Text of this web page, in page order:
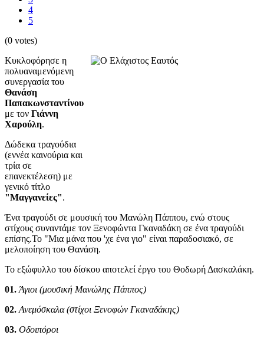
4
5
(0 votes)
Κυκλοφόρησε η
πολυαναμενόμενη
συνεργασία του
Θανάση
Παπακωνσταντίνου
με τον Γιάννη
Χαρούλη.
Δώδεκα τραγούδια
(εννέα καινούρια και
τρία σε
επανεκτέλεση) με
γενικό τίτλο
"Μαγγανείες".
Ένα τραγούδι σε μουσική του Μανώλη Πάππου, ενώ στους
στίχους συναντάμε τον Ξενοφώντα Γκαναδάκη σε ένα τραγούδι
επίσης.Το "Μια μάνα που 'χε ένα γιο" είναι παραδοσιακό, σε
μελοποίηση του Θανάση.
Το εξώφυλλο του δίσκου αποτελεί έργο του Θοδωρή Δασκαλάκη.
01. Άγιοι (μουσική Μανώλης Πάππος)
02. Ανεμόσκαλα (στίχοι Ξενοφών Γκαναδάκης)
03. Οδοιπόροι